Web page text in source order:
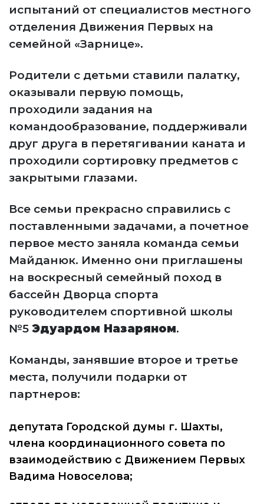
испытаний от специалистов местного
отделения Движения Первых на
семейной «Зарнице».
Родители с детьми ставили палатку,
оказывали первую помощь,
проходили задания на
командообразование, поддерживали
друг друга в перетягивании каната и
проходили сортировку предметов с
закрытыми глазами.
Все семьи прекрасно справились с
поставленными задачами, а почетное
первое место заняла команда семьи
Майданюк. Именно они приглашены
на воскресный семейный поход в
бассейн Дворца спорта
руководителем спортивной школы
№5 Эдуардом Назаряном.
Команды, занявшие второе и третье
места, получили подарки от
партнеров:
депутата Городской думы г. Шахты,
члена координационного совета по
взаимодействию с Движением Первых
Вадима Новоселова;